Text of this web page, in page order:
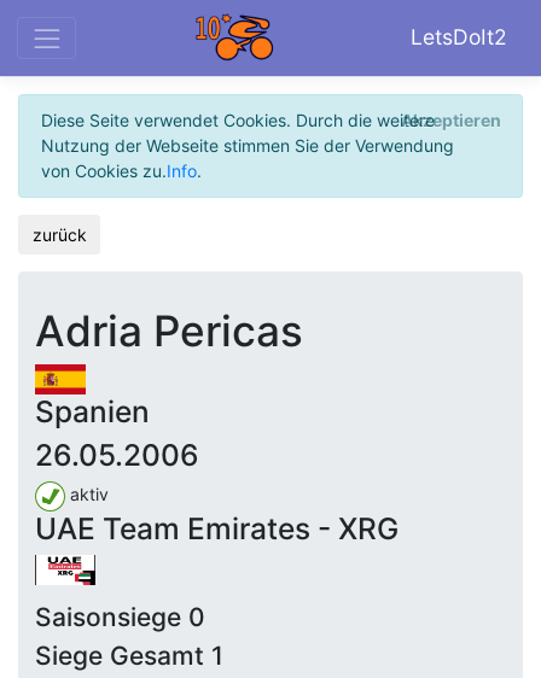
LetsDoIt2
Diese Seite verwendet Cookies. Durch die weitere
Nutzung der Webseite stimmen Sie der Verwendung
von Cookies zu.Info.
Akzeptieren
zurück
Adria Pericas
Spanien
26.05.2006
aktiv
UAE Team Emirates - XRG
Saisonsiege 0
Siege Gesamt 1